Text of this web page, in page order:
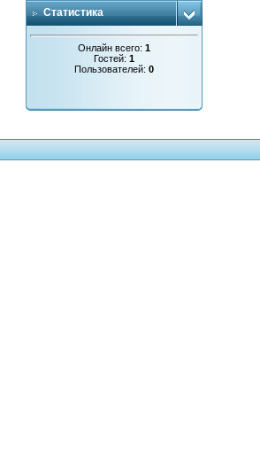
Статистика
Онлайн всего:1
Гостей:1
Пользователей:0